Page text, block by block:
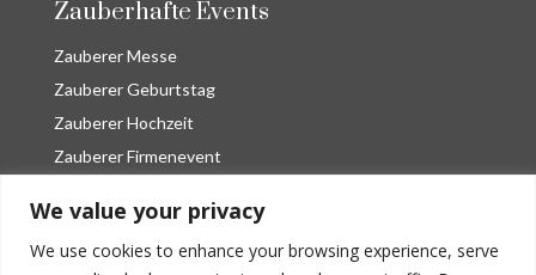
We value your privacy
We use cookies to enhance your browsing experience, serve
Zauberhafte Events
Zauberer Messe
Zauberer Geburtstag
Zauberer Hochzeit
Zauberer Firmenevent
Zauberer Close Up